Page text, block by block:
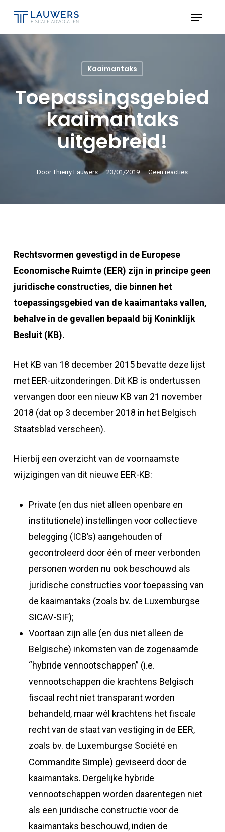
main
content
Menu
Kaaimantaks
Toepassingsgebied
kaaimantaks
uitgebreid!
Door Thierry Lauwers 23/01/2019 Geen reacties
Rechtsvormen gevestigd in de Europese
Economische Ruimte (EER) zijn in principe geen
juridische constructies, die binnen het
toepassingsgebied van de kaaimantaks vallen,
behalve in de gevallen bepaald bij Koninklijk
Besluit (KB).
Het KB van 18 december 2015 bevatte deze lijst
met EER-uitzonderingen. Dit KB is ondertussen
vervangen door een nieuw KB van 21 november
2018 (dat op 3 december 2018 in het Belgisch
Staatsblad verscheen).
Hierbij een overzicht van de voornaamste
wijzigingen van dit nieuwe EER-KB:
Private (en dus niet alleen openbare en
institutionele) instellingen voor collectieve
belegging (ICB’s) aangehouden of
gecontroleerd door één of meer verbonden
personen worden nu ook beschouwd als
juridische constructies voor toepassing van
de kaaimantaks (zoals bv. de Luxemburgse
SICAV-SIF);
Voortaan zijn alle (en dus niet alleen de
Belgische) inkomsten van de zogenaamde
“hybride vennootschappen” (i.e.
vennootschappen die krachtens Belgisch
fiscaal recht niet transparant worden
behandeld, maar wél krachtens het fiscale
recht van de staat van vestiging in de EER,
zoals bv. de Luxemburgse Société en
Commandite Simple) geviseerd door de
kaaimantaks. Dergelijke hybride
vennootschappen worden daarentegen niet
als een juridische constructie voor de
kaaimantaks beschouwd, indien de
Close